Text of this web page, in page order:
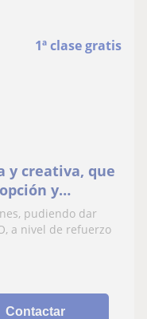
1ª clase gratis
y creativa, que
y
mi alumno/a.
pudiendo dar
a nivel de refuerzo
Contactar